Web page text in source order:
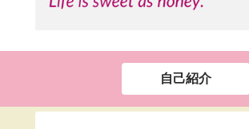
自己紹介